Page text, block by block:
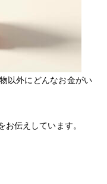
物以外にどんなお金がい
お伝えしています。